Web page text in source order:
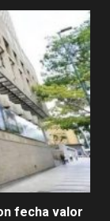
fecha valor